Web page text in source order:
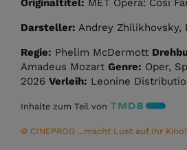
Originaltitel: MET Opera: Cosi
Darsteller: Andrey Zhilikhovsky,
Regie: Phelim McDermott
Amadeus Mozart Genre: Oper,
2026 Verleih: Leonine
Inhalte zum Teil von
© CINEPROG ...macht Lust auf Ihr Kino!